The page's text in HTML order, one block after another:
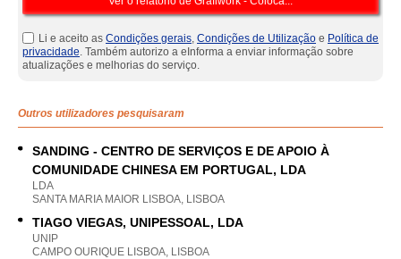
Li e aceito as Condições gerais, Condições de Utilização e Política de
privacidade. Também autorizo a eInforma a enviar informação sobre
atualizações e melhorias do serviço.
Outros utilizadores pesquisaram
SANDING - CENTRO DE SERVIÇOS E DE APOIO À
COMUNIDADE CHINESA EM PORTUGAL, LDA
LDA
SANTA MARIA MAIOR LISBOA, LISBOA
TIAGO VIEGAS, UNIPESSOAL, LDA
UNIP
CAMPO OURIQUE LISBOA, LISBOA